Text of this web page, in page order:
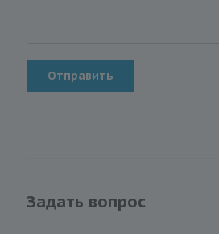
Отправить
Задать вопрос